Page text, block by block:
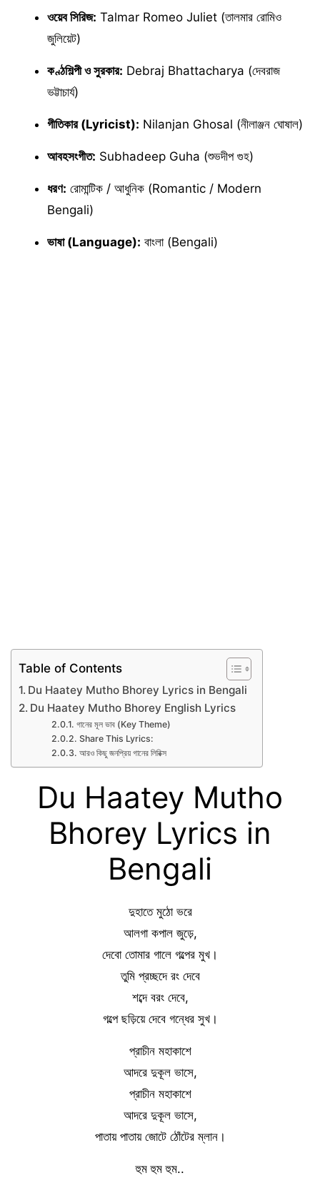
ওয়েব সিরিজ: Talmar Romeo Juliet (তালমার রোমিও
জুলিয়েট)
কণ্ঠশিল্পী ও সুরকার: Debraj Bhattacharya (দেবরাজ
ভট্টাচার্য)
গীতিকার (Lyricist): Nilanjan Ghosal (নীলাঞ্জন ঘোষাল)
আবহসংগীত: Subhadeep Guha (শুভদীপ গুহ)
ধরণ: রোমান্টিক / আধুনিক (Romantic / Modern
Bengali)
ভাষা (Language): বাংলা (Bengali)
Table of Contents
Du Haatey Mutho Bhorey Lyrics in Bengali
Du Haatey Mutho Bhorey English Lyrics
গানের মূল ভাব (Key Theme)
Share This Lyrics:
আরও কিছু জনপ্রিয় গানের লিরিক্স
Du Haatey Mutho
Bhorey Lyrics in
Bengali
দুহাতে মুঠো ভরে
আলগা কপাল জুড়ে,
দেবো তোমার গালে গল্পের মুখ।
তুমি প্রচ্ছদে রং দেবে
শব্দে বরং দেবে,
গল্পে ছড়িয়ে দেবে গন্ধের সুখ।
প্রাচীন মহাকাশে
আদরে দুকূল ভাসে,
প্রাচীন মহাকাশে
আদরে দুকূল ভাসে,
পাতায় পাতায় জোটে ঠোঁটের ম্লান।
হুম হুম হুম..